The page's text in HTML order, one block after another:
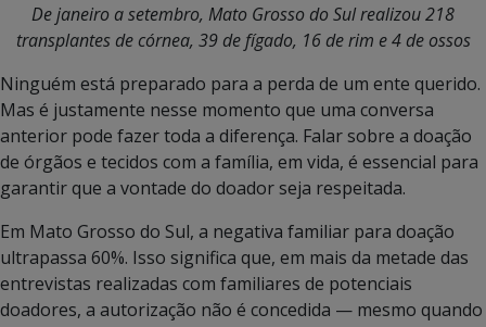
De janeiro a setembro, Mato Grosso do Sul realizou 218
transplantes de córnea, 39 de fígado, 16 de rim e 4 de ossos
Ninguém está preparado para a perda de um ente querido.
Mas é justamente nesse momento que uma conversa
anterior pode fazer toda a diferença. Falar sobre a doação
de órgãos e tecidos com a família, em vida, é essencial para
garantir que a vontade do doador seja respeitada.
Em Mato Grosso do Sul, a negativa familiar para doação
ultrapassa 60%. Isso significa que, em mais da metade das
entrevistas realizadas com familiares de potenciais
doadores, a autorização não é concedida — mesmo quando